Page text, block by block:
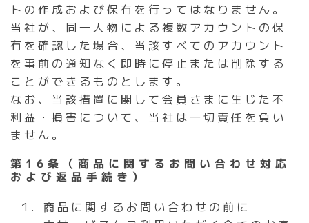
トの作成および保有を行ってはなりません。
当社が、同一人物による複数アカウントの保
有を確認した場合、当該すべてのアカウント
を事前の通知なく即時に停止または削除する
ことができるものとします。
なお、当該措置に関して会員さまに生じた不
利益・損害について、当社は一切責任を負い
ません。
第16条（商品に関するお問い合わせ対応
および返品手続き）
商品に関するお問い合わせの前に